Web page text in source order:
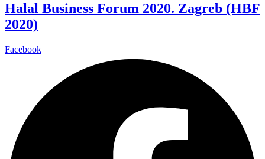
Halal Business Forum 2020. Zagreb (HBF
2020)
Facebook